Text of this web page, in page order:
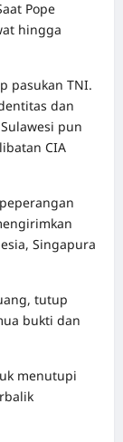
Pope
hingga
pasukan TNI.
dan
pun
CIA
Singapura
tutup
bukti dan
menutupi